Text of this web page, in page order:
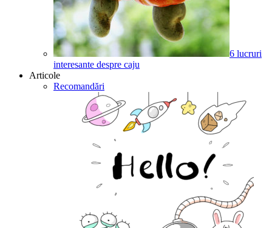
6 lucruri
interesante despre caju
Articole
Recomandări